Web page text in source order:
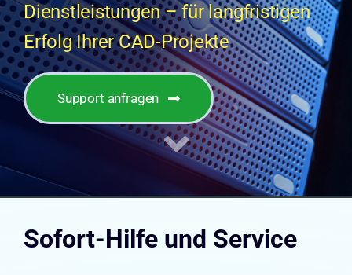
Dienstleistungen – für langfristigen
Erfolg Ihrer CAD-Projekte
Support anfragen
Sofort-Hilfe und Service